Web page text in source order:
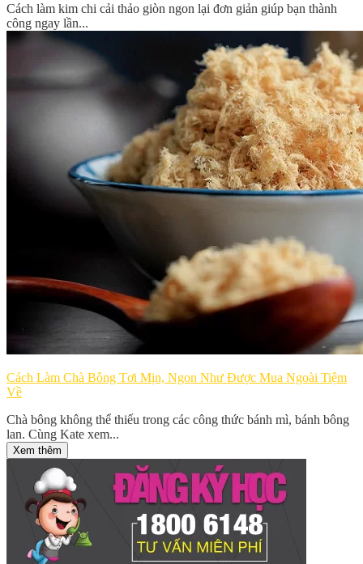
Cách làm kim chi cải thảo giòn ngon lại đơn giản giúp bạn thành
công ngay lần...
Cách Làm Chà Bông Tơi Mịn, Ngon Như Được Mua Ngoài Tiệm
Về
Chà bông không thể thiếu trong các công thức bánh mì, bánh bông
lan. Cùng Kate xem...
Xem thêm